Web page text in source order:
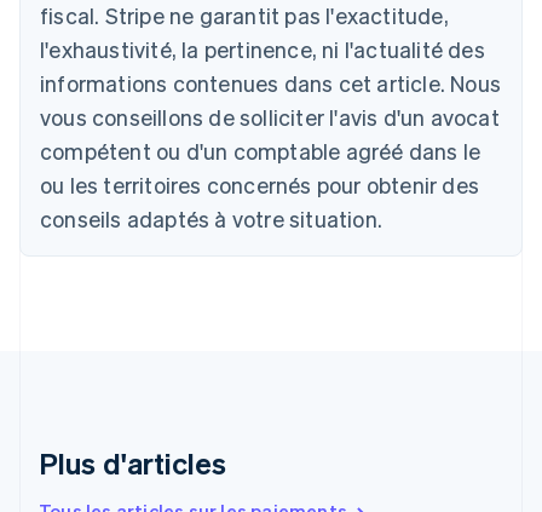
fiscal. Stripe ne garantit pas l'exactitude,
l'exhaustivité, la pertinence, ni l'actualité des
informations contenues dans cet article. Nous
vous conseillons de solliciter l'avis d'un avocat
compétent ou d'un comptable agréé dans le
ou les territoires concernés pour obtenir des
conseils adaptés à votre situation.
Plus d'articles
NederlandsFrançaisDeutsch English
Brésil
Português
Bulgarie
English
Canada
Chine continentale
简体中文English
Español English